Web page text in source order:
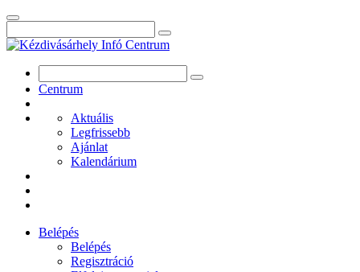
Centrum
Aktuális
Legfrissebb
Ajánlat
Kalendárium
Belépés
Belépés
Regisztráció